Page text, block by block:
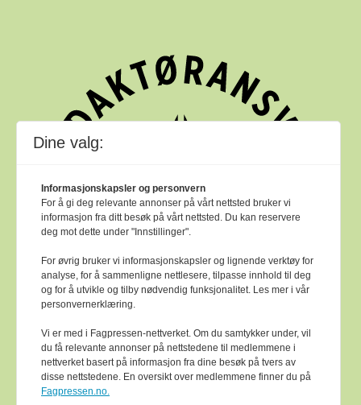
Bok & bibliotek arbeider etterVer Varsam -
plakatensine reglar for god presseskikk.
Dine valg:
Informasjonskapsler og personvern
For å gi deg relevante annonser på vårt nettsted bruker vi
informasjon fra ditt besøk på vårt nettsted. Du kan reservere
deg mot dette under "Innstillinger".
For øvrig bruker vi informasjonskapsler og lignende verktøy for
analyse, for å sammenligne nettlesere, tilpasse innhold til deg
og for å utvikle og tilby nødvendig funksjonalitet. Les mer i vår
personvernerklæring.
Vi er med i Fagpressen-nettverket. Om du samtykker under, vil
du få relevante annonser på nettstedene til medlemmene i
nettverket basert på informasjon fra dine besøk på tvers av
disse nettstedene. En oversikt over medlemmene finner du på
Fagpressen.no.